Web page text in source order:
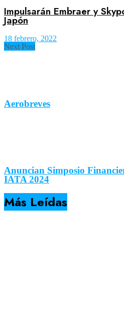
Impulsarán Embraer y
Japón
18 febrero, 2022
Next Post
Aerobreves
Anuncian Simposio
IATA 2024
Más Leídas